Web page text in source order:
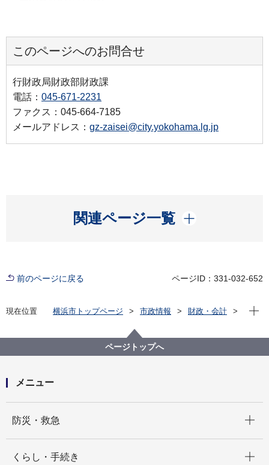
このページへのお問合せ
行財政局財政部財政課
電話： 045-671-2231
ファクス：045-664-7185
メールアドレス： gz-zaisei@city.yokohama.lg.jp
関連ページ一覧
開く
前のページに戻る ページID：331-032-652
現在位置 横浜市トップページ 市政情報
財政・会計
現在
ページトップへ
メニュー
防災・救急
くらし・手続き